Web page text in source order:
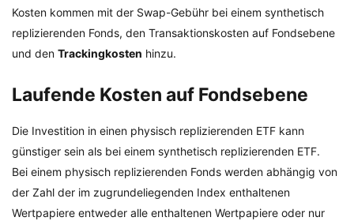
Kosten kommen mit der Swap-Gebühr bei einem synthetisch
replizierenden Fonds, den Transaktionskosten auf Fondsebene
und den Trackingkosten hinzu.
Laufende Kosten auf Fondsebene
Die Investition in einen physisch replizierenden ETF kann
günstiger sein als bei einem synthetisch replizierenden ETF.
Bei einem physisch replizierenden Fonds werden abhängig von
der Zahl der im zugrundeliegenden Index enthaltenen
Wertpapiere entweder alle enthaltenen Wertpapiere oder nur